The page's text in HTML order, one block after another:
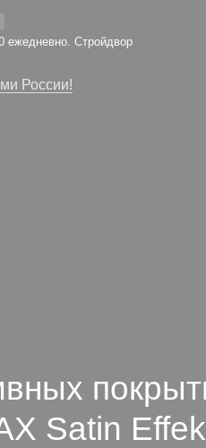
ежедневно. Стройдвор
России!
Satin